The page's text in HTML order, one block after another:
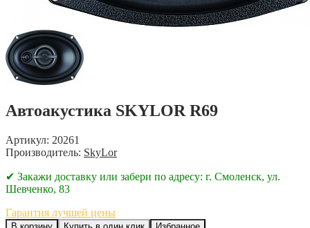
Автоакустика SKYLOR R69
Артикул: 20261
Производитель: SkyLor
✔ Закажи доставку или забери по адресу: г. Смоленск, ул.
Шевченко, 83
Гарантия лучшей цены